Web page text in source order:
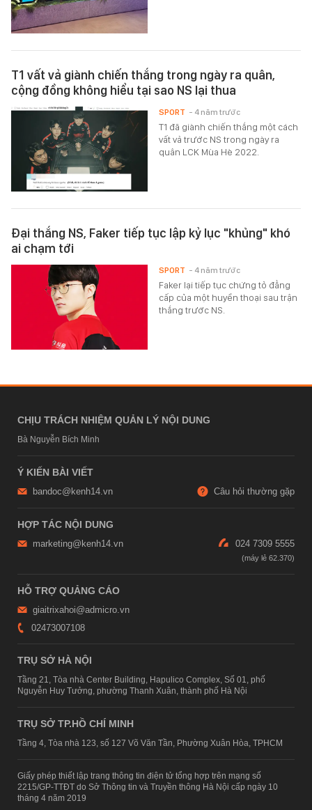
T1 vất vả giành chiến thắng trong ngày ra quân,
cộng đồng không hiểu tại sao NS lại thua
T1 đã giành chiến thắng một cách
vất vả trước NS trong ngày ra
quân LCK Mùa Hè 2022.
SPORT - 4 năm trước
Đại thắng NS, Faker tiếp tục lập kỷ lục "khủng" khó
ai chạm tới
Faker lại tiếp tục chứng tỏ đẳng
cấp của một huyền thoại sau trận
thắng trước NS.
SPORT - 4 năm trước
CHỊU TRÁCH NHIỆM QUẢN LÝ NỘI DUNG
Bà Nguyễn Bích Minh
Ý KIẾN BÀI VIẾT
bandoc@kenh14.vn Câu hỏi thường gặp
HỢP TÁC NỘI DUNG
marketing@kenh14.vn 024 7309 5555
HỖ TRỢ QUẢNG CÁO
giaitrixahoi@admicro.vn
02473007108
TRỤ SỞ HÀ NỘI
Tầng 21, Tòa nhà Center Building, Hapulico Complex, Số 01, phố
Nguyễn Huy Tưởng, phường Thanh Xuân, thành phố Hà Nội
TRỤ SỞ TP.HỒ CHÍ MINH
Tầng 4, Tòa nhà 123, số 127 Võ Văn Tần, Phường Xuân Hòa, TPHCM
Giấy phép thiết lập trang thông tin điện tử tổng hợp trên mạng số
2215/GP-TTĐT do Sở Thông tin và Truyền thông Hà Nội cấp ngày 10
tháng 4 năm 2019